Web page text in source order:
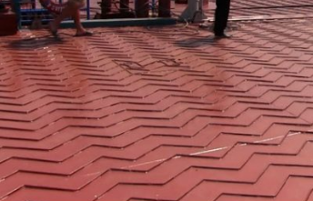
ANUNȚ OPRIRE APĂ în Reșița, cartier